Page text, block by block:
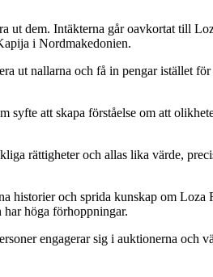
ut dem. Intäkterna går oavkortat till
i Nordmakedonien.
ut nallarna och få in pengar istället
syfte att skapa förståelse om att
rättigheter och allas lika värde,
historier och sprida kunskap om Loza
höga förhoppningar.
engagerar sig i auktionerna och